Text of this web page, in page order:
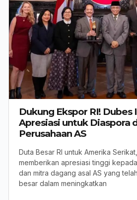
Dukung Ekspor RI! Dubes
Apresiasi untuk Diaspora
Perusahaan AS
Duta Besar RI untuk Amerika
memberikan apresiasi tinggi
dan mitra dagang asal AS yang
besar dalam meningkatkan